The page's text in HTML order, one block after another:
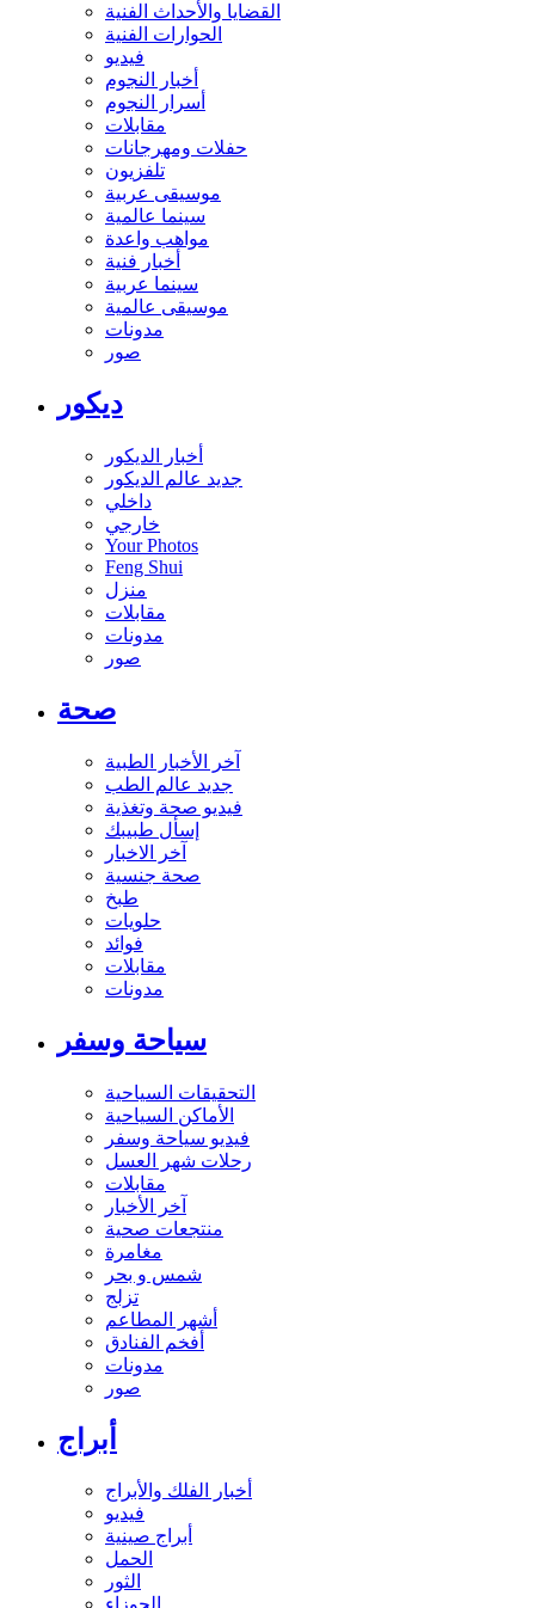
القضايا والأحداث الفنية
الحوارات الفنية
فيديو
أخبار النجوم
أسرار النجوم
مقابلات
حفلات ومهرجانات
تلفزيون
موسيقى عربية
سينما عالمية
مواهب واعدة
أخبار فنية
سينما عربية
موسيقى عالمية
مدونات
صور
ديكور
أخبار الديكور
جديد عالم الديكور
داخلي
خارجي
Your Photos
Feng Shui
منزل
مقابلات
مدونات
صور
صحة
آخر الأخبار الطبية
جديد عالم الطب
فيديو صحة وتغذية
إسأل طبيبك
آخر الاخبار
صحة جنسية
طبخ
حلويات
فوائد
مقابلات
مدونات
سياحة وسفر
التحقيقات السياحية
الأماكن السياحية
فيديو سياحة وسفر
رحلات شهر العسل
مقابلات
آخر الأخبار
منتجعات صحية
مغامرة
شمس و بحر
تزلج
أشهر المطاعم
أفخم الفنادق
مدونات
صور
أبراج
أخبار الفلك والأبراج
فيديو
أبراج صينية
الحمل
الثور